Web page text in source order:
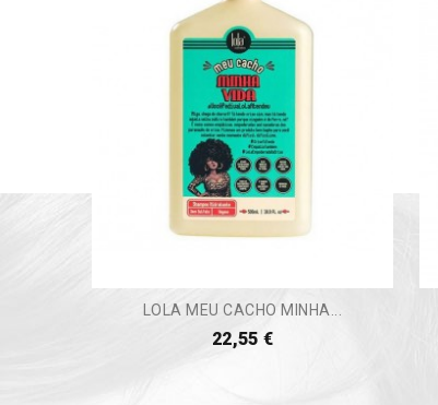
LOLA MEU CACHO MINHA...
22,55 €